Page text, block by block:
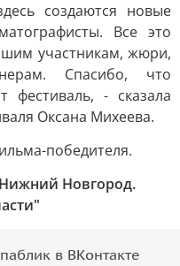
создаются новые
Все это
участникам, жюри,
Спасибо, что
фестиваль, - сказала
Оксана Михеева.
победителя.
Новгород.
в ВКонтакте